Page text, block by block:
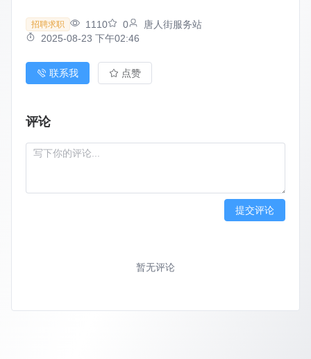
招聘求职 1110 0
唐人街服务站
2025-08-23 下午02:46
联系我 点赞
评论
提交评论
暂无评论